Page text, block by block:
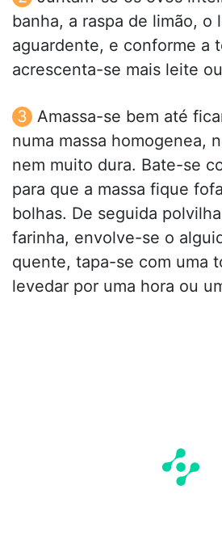
banha, a raspa de limão, o
aguardente, e conforme a
acrescenta-se mais leite
Amassa-se bem até
numa massa homogenea,
nem muito dura. Bate-se
para que a massa fique
bolhas. De seguida
farinha, envolve-se o
quente, tapa-se com uma
levedar por uma hora ou